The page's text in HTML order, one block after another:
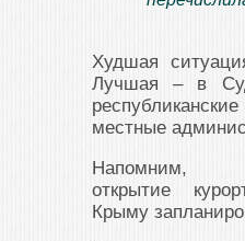
Худшая
Лучшая – в
местные
Напомним,
открытие
Крыму